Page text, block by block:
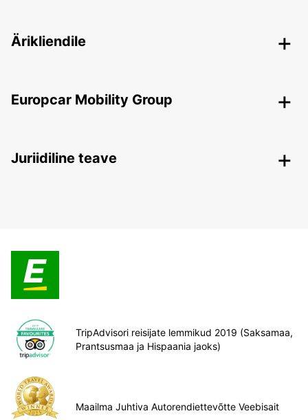
Ärikliendile
Europcar Mobility Group
Juriidiline teave
TripAdvisori reisijate lemmikud 2019 (Saksamaa,
Prantsusmaa ja Hispaania jaoks)
Maailma Juhtiva Autorendiettevõtte Veebisait